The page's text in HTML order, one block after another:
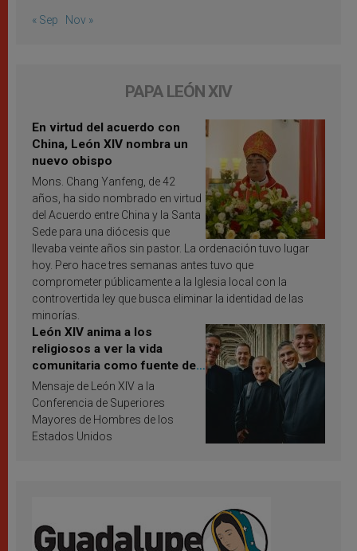
« Sep Nov »
PAPA LEÓN XIV
En virtud del acuerdo con
China, León XIV nombra un
nuevo obispo
Mons. Chang Yanfeng, de 42
años, ha sido nombrado en virtud
del Acuerdo entre China y la Santa
Sede para una diócesis que
llevaba veinte años sin pastor. La ordenación tuvo lugar
hoy. Pero hace tres semanas antes tuvo que
comprometer públicamente a la Iglesia local con la
controvertida ley que busca eliminar la identidad de las
minorías.
León XIV anima a los
religiosos a ver la vida
comunitaria como fuente de
inspiración y santificación
Mensaje de León XIV a la
Conferencia de Superiores
Mayores de Hombres de los
Estados Unidos